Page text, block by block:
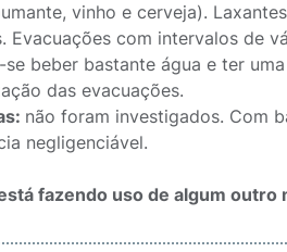
vinho e cerveja).
com intervalos de
beber bastante água e ter
das evacuações.
não foram investigados. Com
negligenciável.
fazendo uso de algum outro